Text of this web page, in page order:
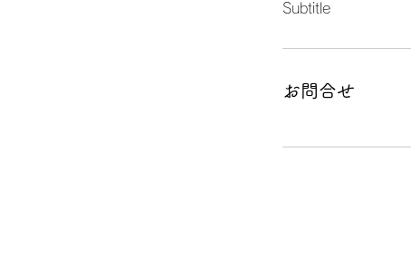
Subtitle
お問合せ